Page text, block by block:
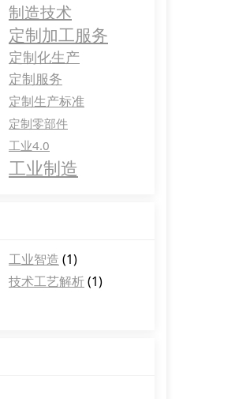
制造技术
定制加工服务
定制化生产
定制服务
定制生产标准
定制零部件
工业4.0
工业制造
工业智造 (1)
技术工艺解析(1)